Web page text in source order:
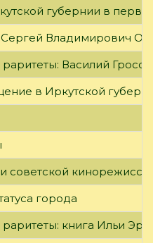
губернии в
Владимирович
Василий
в Иркутской
советской
города
книга Ильи